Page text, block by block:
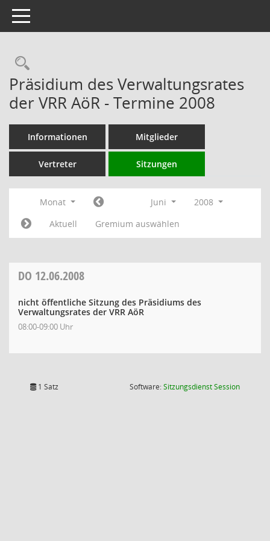
Toggle navigation
Rechercheauswahl
Präsidium des Verwaltungsrates
der VRR AöR - Termine 2008
Informationen Mitglieder
Vertreter Sitzungen
Monat Juni
2008
Aktuell
Gremium auswählen
DO 12.06.2008
nicht öffentliche Sitzung des Präsidiums des
Verwaltungsrates der VRR AöR
08:00-09:00 Uhr
1 Satz Software:SitzungsdienstSession(Wird in